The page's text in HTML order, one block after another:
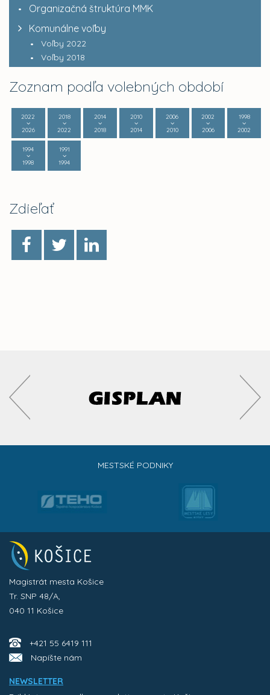
Organizačná štruktúra MMK
Komunálne voľby
Voľby 2022
Voľby 2018
Zoznam podľa volebných období
2022
2026
2018
2022
2014
2018
2010
2014
2006
2010
2002
2006
1998
2002
1994
1998
1991
1994
Zdieľať
MESTSKÉ PODNIKY
Magistrát mesta Košice
Tr. SNP 48/A,
040 11 Košice
+421 55 6419 111
Napíšte nám
NEWSLETTER